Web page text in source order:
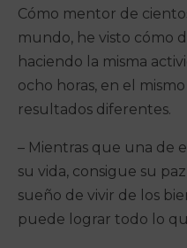
Cómo mentor de
mundo, he visto cómo
haciendo la misma
ocho horas, en el
resultados diferentes.
– Mientras que una de
su vida, consigue su
sueño de vivir de los
puede lograr todo lo